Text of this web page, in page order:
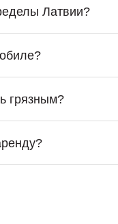
Латвии?
грязным?